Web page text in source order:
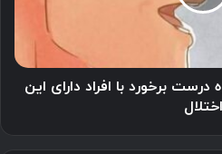
برخورد با افراد دارای این
اختلال